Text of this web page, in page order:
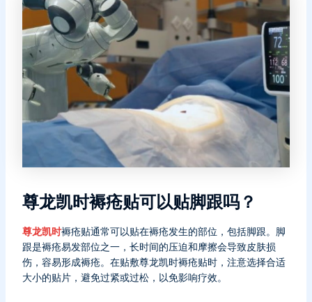
尊龙凯时褥疮贴可以贴脚跟吗？
尊龙凯时褥疮贴通常可以贴在褥疮发生的部位，包括脚跟。脚
跟是褥疮易发部位之一，长时间的压迫和摩擦会导致皮肤损
伤，容易形成褥疮。在贴敷尊龙凯时褥疮贴时，注意选择合适
大小的贴片，避免过紧或过松，以免影响疗效。